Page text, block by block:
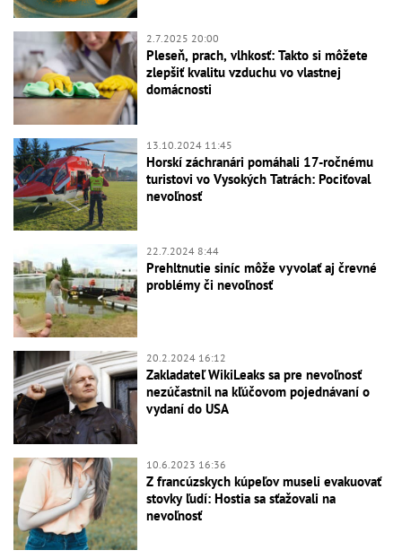
2.7.2025 20:00
Pleseň, prach, vlhkosť: Takto si môžete
zlepšiť kvalitu vzduchu vo vlastnej
domácnosti
13.10.2024 11:45
Horskí záchranári pomáhali 17-ročnému
turistovi vo Vysokých Tatrách: Pociťoval
nevoľnosť
22.7.2024 8:44
Prehltnutie siníc môže vyvolať aj črevné
problémy či nevoľnosť
20.2.2024 16:12
Zakladateľ WikiLeaks sa pre nevoľnosť
nezúčastnil na kľúčovom pojednávaní o
vydaní do USA
10.6.2023 16:36
Z francúzskych kúpeľov museli evakuovať
stovky ľudí: Hostia sa sťažovali na
nevoľnosť